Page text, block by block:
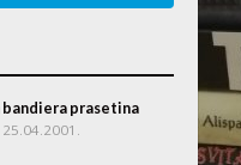
bandiera prasetina
25.04.2001.